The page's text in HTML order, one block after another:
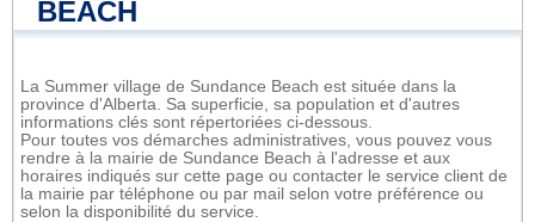
BEACH
La Summer village de Sundance Beach est située dans la
province d'Alberta. Sa superficie, sa population et d'autres
informations clés sont répertoriées ci-dessous.
Pour toutes vos démarches administratives, vous pouvez vous
rendre à la mairie de Sundance Beach à l'adresse et aux
horaires indiqués sur cette page ou contacter le service client de
la mairie par téléphone ou par mail selon votre préférence ou
selon la disponibilité du service.